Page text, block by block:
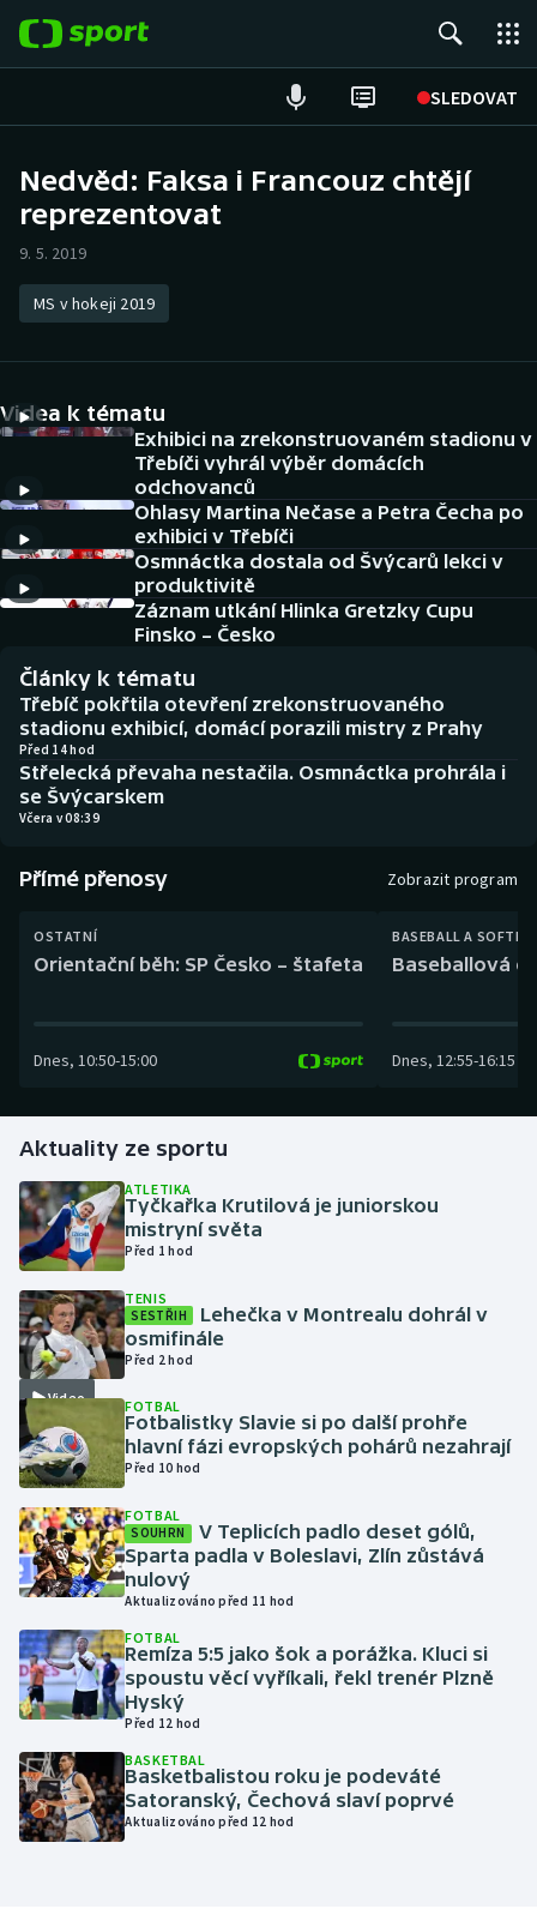
SLEDOVAT
Hokej
Atletika
DALŠÍ SPORTY
Americký fotbal
Baseball a softbal
Basketbal
Biatlon
Boby a skeleton
Box
Florbal
Golf
Házená
Jezdectví
Judo
Krasobruslení
Lezení
Lyže a snowboard
Moderní pětiboj
Motorsport
Olympijské hry
Parasport
Plavání
Plážový volejbal
NEPŘEHLÉDNĚTE
Soutěže
Historické návraty
Aplikace ČT sport
AZ kvíz
Nedvěd: Faksa i Francouz chtějí
reprezentovat
9. 5. 2019
MS v hokeji 2019
Videa k tématu
Exhibici na zrekonstruovaném stadionu v
Třebíči vyhrál výběr domácích
odchovanců
Ohlasy Martina Nečase a Petra Čecha po
exhibici v Třebíči
Osmnáctka dostala od Švýcarů lekci v
produktivitě
Záznam utkání Hlinka Gretzky Cupu
Finsko – Česko
Články k tématu
Třebíč pokřtila otevření zrekonstruovaného
stadionu exhibicí, domácí porazili mistry z Prahy
Před 14 hod
Střelecká převaha nestačila. Osmnáctka prohrála i
se Švýcarskem
Včera v 08:39
Přímé přenosy Zobrazit program
OSTATNÍ
Orientační běh: SP Česko – štafeta
Dnes, 10:50-15:00
BASEBALL A
Baseballová
Dnes, 12:55-16:15
Aktuality ze sportu
ATLETIKA
Tyčkařka Krutilová je juniorskou
mistryní světa
Před 1 hod
Video
TENIS
SESTŘIH
Lehečka v Montrealu dohrál v
osmifinále
Před 2 hod
FOTBAL
Fotbalistky Slavie si po další prohře
hlavní fázi evropských pohárů nezahrají
Před 10 hod
FOTBAL
SOUHRN
V Teplicích padlo deset gólů,
Sparta padla v Boleslavi, Zlín zůstává
nulový
Aktualizováno před 11 hod
FOTBAL
Remíza 5:5 jako šok a porážka. Kluci si
spoustu věcí vyříkali, řekl trenér Plzně
Hyský
Před 12 hod
BASKETBAL
Basketbalistou roku je podeváté
Satoranský, Čechová slaví poprvé
Aktualizováno před 12 hod